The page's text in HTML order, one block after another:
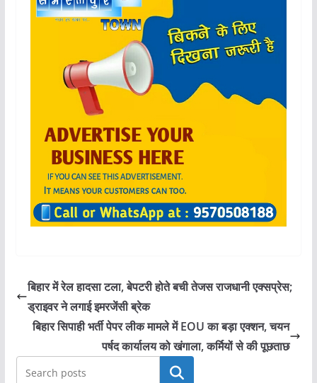
बिहार में रेल हादसा टला, बेपटरी होते बची तेजस राजधानी एक्सप्रेस;
ड्राइवर ने लगाई इमरजेंसी ब्रेक
बिहार सिपाही भर्ती पेपर लीक मामले में EOU का बड़ा एक्शन, चयन
पर्षद कार्यालय को खंगाला, कर्मियों से की पूछताछ
खोजें